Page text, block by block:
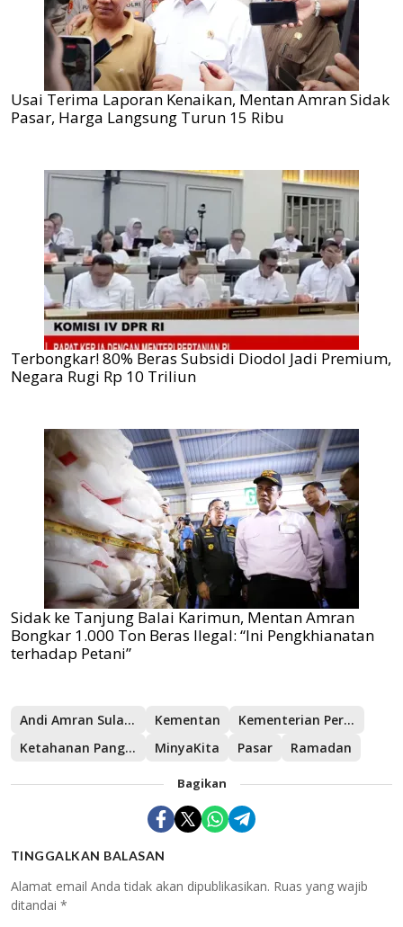
Usai Terima Laporan Kenaikan, Mentan Amran Sidak
Pasar, Harga Langsung Turun 15 Ribu
Terbongkar! 80% Beras Subsidi Diodol Jadi Premium,
Negara Rugi Rp 10 Triliun
Sidak ke Tanjung Balai Karimun, Mentan Amran
Bongkar 1.000 Ton Beras Ilegal: “Ini Pengkhianatan
terhadap Petani”
Andi Amran Sulaiman Kementan
Kementerian Pertanian
Ketahanan Pangan
MinyaKita Pasar Ramadan
Bagikan
TINGGALKAN BALASAN
Alamat email Anda tidak akan dipublikasikan. Ruas yang wajib
ditandai *